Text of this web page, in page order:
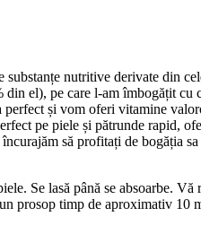
substanțe nutritive derivate din
el), pe care l-am îmbogățit
și vom oferi vitamine
pe piele și pătrunde
să profitați de bogăția
Se lasă până se absoarbe.
prosop timp de aproximativ